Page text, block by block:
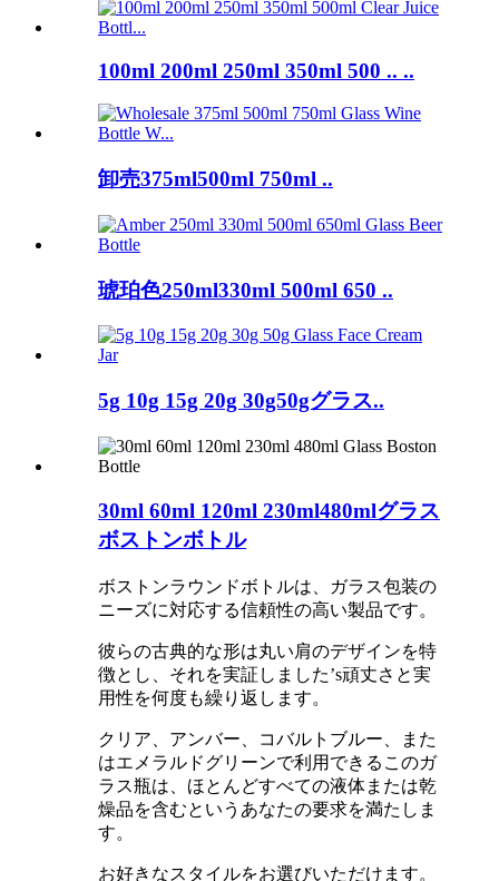
100ml 200ml 250ml 350ml 500 .. ..
卸売375ml500ml 750ml ..
琥珀色250ml330ml 500ml 650 ..
5g 10g 15g 20g 30g50gグラス..
30ml 60ml 120ml 230ml480mlグラス
ボストンボトル
ボストンラウンドボトルは、ガラス包装の
ニーズに対応する信頼性の高い製品です。
彼らの古典的な形は丸い肩のデザインを特
徴とし、それを実証しました’s頑丈さと実
用性を何度も繰り返します。
クリア、アンバー、コバルトブルー、また
はエメラルドグリーンで利用できるこのガ
ラス瓶は、ほとんどすべての液体または乾
燥品を含むというあなたの要求を満たしま
す。
お好きなスタイルをお選びいただけます。